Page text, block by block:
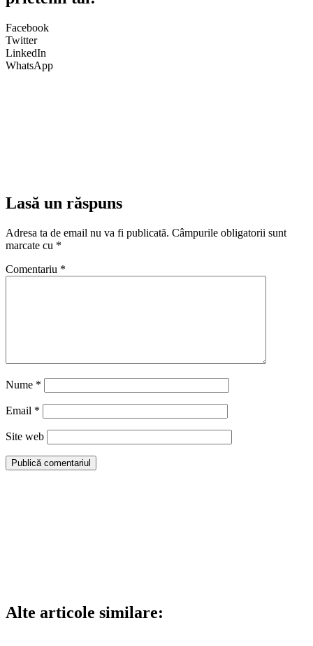
Facebook
Twitter
LinkedIn
WhatsApp
Lasă un răspuns
Adresa ta de email nu va fi publicată. Câmpurile obligatorii sunt
marcate cu *
Comentariu *
Nume *
Email *
Site web
Alte articole similare: